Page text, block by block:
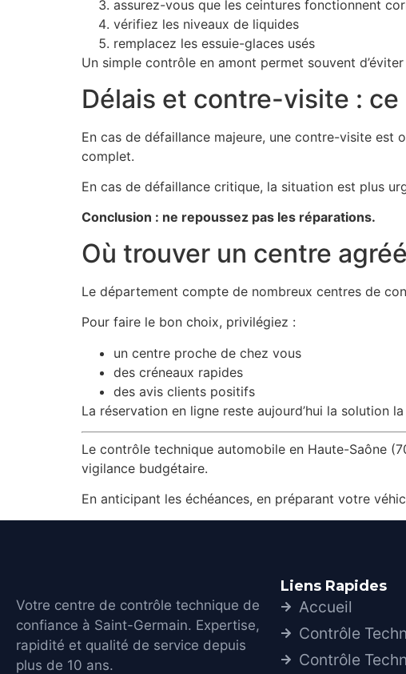
assurez-vous que les ceintures fonctionnent
vérifiez les niveaux de liquides
remplacez les essuie-glaces usés
Un simple contrôle en amont permet souvent
Délais et contre-visite : ce
En cas de défaillance majeure, une contre-visite est
complet.
En cas de défaillance critique, la situation est plus
Conclusion : ne repoussez pas les réparations.
Où trouver un centre
Le département compte de nombreux centres de
Pour faire le bon choix, privilégiez :
un centre proche de chez vous
des créneaux rapides
des avis clients positifs
La réservation en ligne reste aujourd’hui la solution
Le contrôle technique automobile en Haute-Saône
vigilance budgétaire.
En anticipant les échéances, en préparant votre
Votre centre de contrôle technique de
confiance à Saint-Germain. Expertise,
rapidité et qualité de service depuis
plus de 10 ans.
Liens Rapides
Accueil
Contrôle
Contrôle